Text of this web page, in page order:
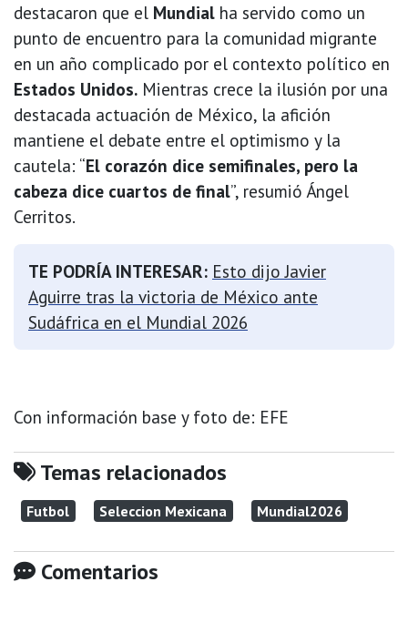
destacaron que el Mundial ha servido como un
punto de encuentro para la comunidad migrante
en un año complicado por el contexto político en
Estados Unidos. Mientras crece la ilusión por una
destacada actuación de México, la afición
mantiene el debate entre el optimismo y la
cautela: “El corazón dice semifinales, pero la
cabeza dice cuartos de final”, resumió Ángel
Cerritos.
TE PODRÍA INTERESAR: Esto dijo Javier
Aguirre tras la victoria de México ante
Sudáfrica en el Mundial 2026
Con información base y foto de: EFE
Temas relacionados
Futbol Seleccion Mexicana Mundial2026
Comentarios